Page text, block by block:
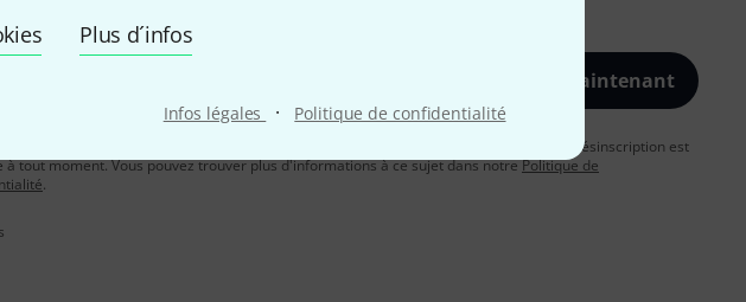
Plus d´infos
Infos légales · Politique de confidentialité
S'inscrire maintenant
sur "S'inscrire maintenant", vous acceptez de recevoir des publicités par e-mail. La désinscription est
à tout moment. Vous pouvez trouver plus d'informations à ce sujet dans notrePolitique de
.